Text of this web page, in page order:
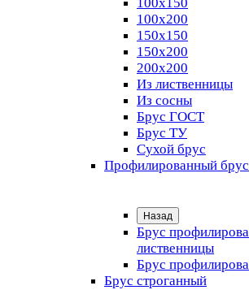
100х200
150х150
150х200
200х200
Из лиственницы
Из сосны
Брус ГОСТ
Брус ТУ
Сухой брус
Профилированный брус
Назад
Брус
лиственницы
Брус
Брус строганный